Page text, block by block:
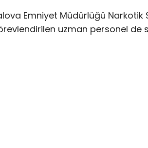
Emniyet Müdürlüğü
uzman personel de